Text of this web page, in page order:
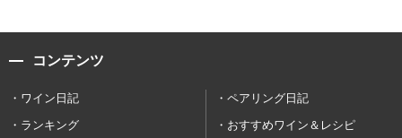
コンテンツ
ワイン日記
ペアリング日記
ランキング
おすすめワイン＆レシピ